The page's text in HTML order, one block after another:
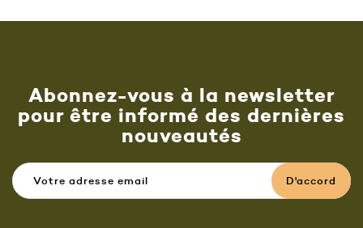
Abonnez-vous à la newsletter
pour être informé des dernières
nouveautés